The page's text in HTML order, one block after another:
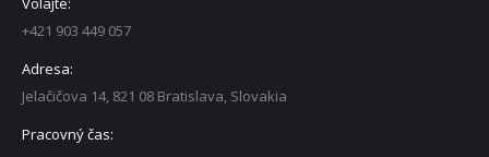
+421 903 449 057
Adresa:
Jelačičova 14, 821 08 Bratislava, Slovakia
Pracovný čas: